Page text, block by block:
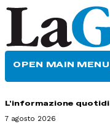
OPEN MAIN MENU
L'informazione
7 agosto 2026